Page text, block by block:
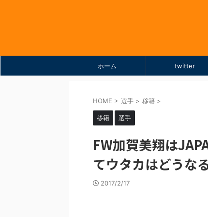
ホーム twitter
HOME > 選手 > 移籍 >
移籍 選手
FW加賀美翔は
てウタカはどうな
2017/2/17